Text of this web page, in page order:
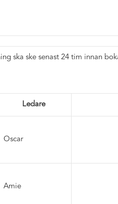
ska ske senast 24 tim innan
Ledare
Oscar
Amie